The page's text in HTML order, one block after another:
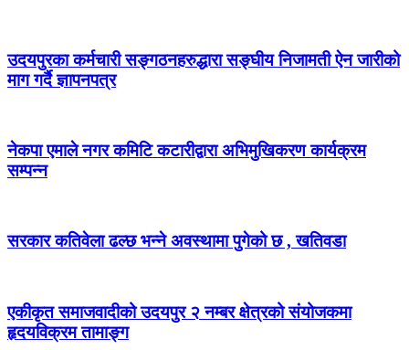
उदयपुरका कर्मचारी सङ्गठनहरुद्धारा सङ्घीय निजामती ऐन जारीको
माग गर्दै ज्ञापनपत्र
नेकपा एमाले नगर कमिटि कटारीद्वारा अभिमुखिकरण कार्यक्रम
सम्पन्न
सरकार कतिवेला ढल्छ भन्ने अवस्थामा पुगेको छ , खतिवडा
एकीकृत समाजवादीको उदयपुर २ नम्बर क्षेत्रको संयोजकमा
हृदयविक्रम तामाङ्ग